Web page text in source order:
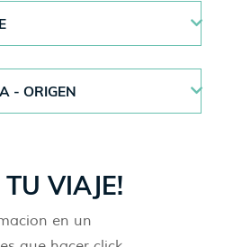
- ORIGEN
TU VIAJE!
en un